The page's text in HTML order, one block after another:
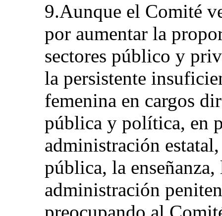
9.Aunque el Comité
por aumentar la
sectores público y
la persistente
femenina en cargos
pública y política, en
administración
pública, la
administración